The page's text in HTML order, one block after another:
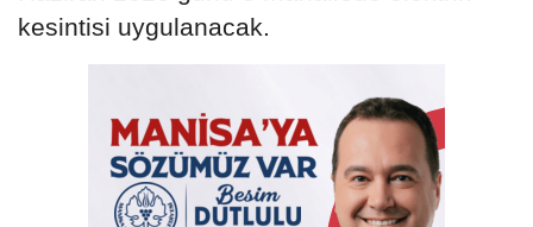
kesintisi uygulanacak.